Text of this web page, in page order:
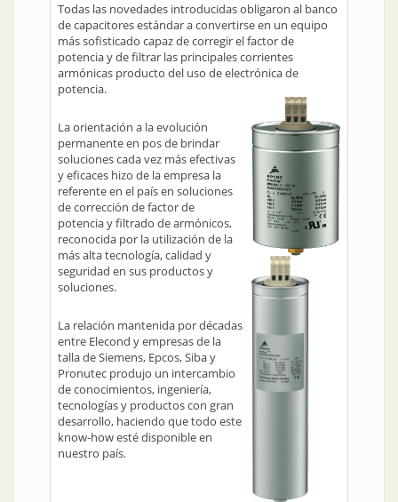
Todas las novedades introducidas obligaron al banco
de capacitores estándar a convertirse en un equipo
más sofisticado capaz de corregir el factor de
potencia y de filtrar las principales corrientes
armónicas producto del uso de electrónica de
potencia.
La orientación a la evolución
permanente en pos de brindar
soluciones cada vez más efectivas
y eficaces hizo de la empresa la
referente en el país en soluciones
de corrección de factor de
potencia y filtrado de armónicos,
reconocida por la utilización de la
más alta tecnología, calidad y
seguridad en sus productos y
soluciones.
La relación mantenida por décadas
entre Elecond y empresas de la
talla de Siemens, Epcos, Siba y
Pronutec produjo un intercambio
de conocimientos, ingeniería,
tecnologías y productos con gran
desarrollo, haciendo que todo este
know-how esté disponible en
nuestro país.